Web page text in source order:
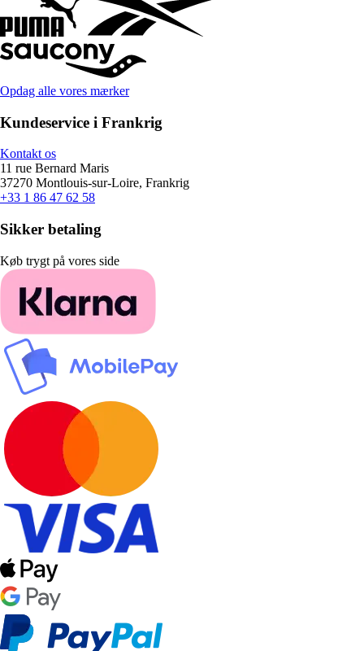
Opdag alle vores mærker
Kundeservice i Frankrig
Kontakt os
11 rue Bernard Maris
37270 Montlouis-sur-Loire, Frankrig
+33 1 86 47 62 58
Sikker betaling
Køb trygt på vores side